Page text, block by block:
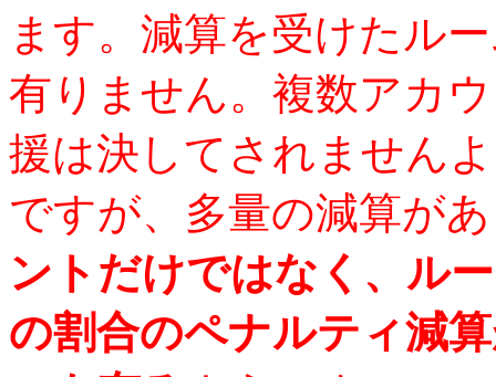
ます。減算を受けたル
有りません。複数アカ
援は決してされません
ですが、多量の減算が
ントだけではなく、ル
の割合のペナルティ減